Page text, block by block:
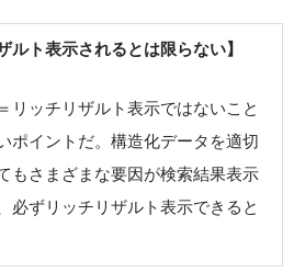
ルト表示されるとは限らない】
リッチリザルト表示ではないこと
ポイントだ。構造化データを適切
もさまざまな要因が検索結果表示
必ずリッチリザルト表示できると